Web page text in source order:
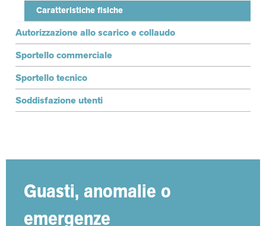
Caratteristiche fisiche
Autorizzazione allo scarico e collaudo
Sportello commerciale
Sportello tecnico
Soddisfazione utenti
Guasti, anomalie o
emergenze